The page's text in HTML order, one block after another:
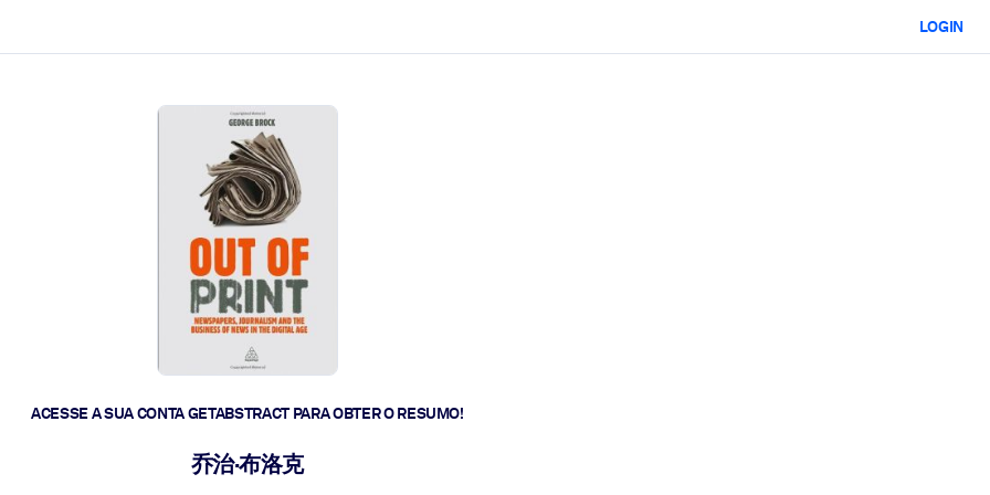
LOGIN
ACESSE A SUA CONTA GETABSTRACT PARA OBTER O RESUMO!
乔治·布洛克